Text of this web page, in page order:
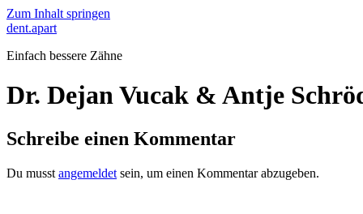
Zum Inhalt springen
dent.apart
Einfach bessere Zähne
Dr. Dejan Vucak & Antje
Schreibe einen Kommentar
Du musst angemeldet sein, um einen Kommentar abzugeben.